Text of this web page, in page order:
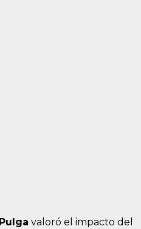
Pulga valoró el impacto del